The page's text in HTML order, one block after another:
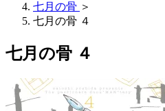
七月の骨 ＞
七月の骨 ４
七月の骨 ４